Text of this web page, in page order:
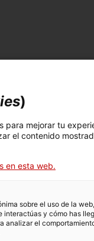
Primera meitat
)
para mejorar tu
el contenido
en esta web.
sobre el uso de la
interactúas y cómo has
analizar el